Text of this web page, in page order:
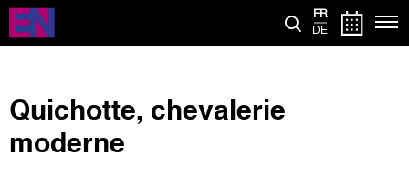
Aller
contenu
FR
DE
Quichotte, chevalerie
moderne